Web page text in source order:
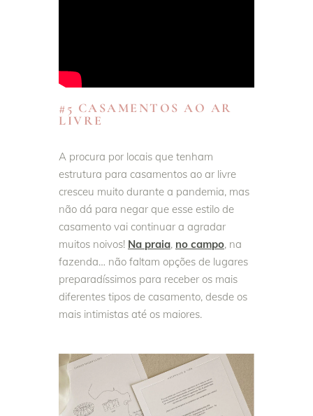
#5 CASAMENTOS AO AR
LIVRE
A procura por locais que tenham
estrutura para casamentos ao ar livre
cresceu muito durante a pandemia, mas
não dá para negar que esse estilo de
casamento vai continuar a agradar
muitos noivos! Na praia, no campo, na
fazenda… não faltam opções de lugares
preparadíssimos para receber os mais
diferentes tipos de casamento, desde os
mais intimistas até os maiores.